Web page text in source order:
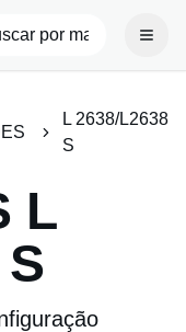
L 2638/L2638
S
L